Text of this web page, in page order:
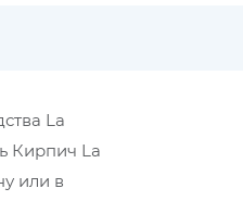
La
Кирпич La
или в